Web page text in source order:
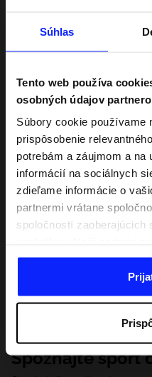
Súhlas
Tento web používa
osobných údajov
Súbory cookie používame
prispôsobenie
potrebám a záujmom a na
informácií na sociálnych
zdieľame informácie o
partnermi vrátane
spoločností zaoberajúcich
kombinovať s inými, ktoré
webovej stránky, ako aj s
dôsledku vášho
našim partnerom, aby
zobrazovania online
prieskum, upravili obsah a
Spoznajte šport